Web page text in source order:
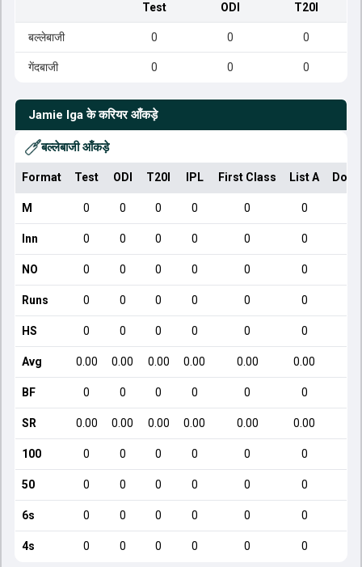
Test ODI T20I
बल्लेबाजी 0 0 0
गेंदबाजी 0 0 0
Jamie Iga के करियर आँकड़े
बल्लेबाजी आँकड़े
Format Test ODI T20I IPL First Class List A
M 0 0 0 0 0 0
Inn 0 0 0 0 0 0
NO 0 0 0 0 0 0
Runs 0 0 0 0 0 0
HS 0 0 0 0 0 0
Avg 0.00 0.00 0.00 0.00 0.00 0.00
BF 0 0 0 0 0 0
SR 0.00 0.00 0.00 0.00 0.00 0.00
100 0 0 0 0 0 0
50 0 0 0 0 0 0
6s 0 0 0 0 0 0
4s 0 0 0 0 0 0